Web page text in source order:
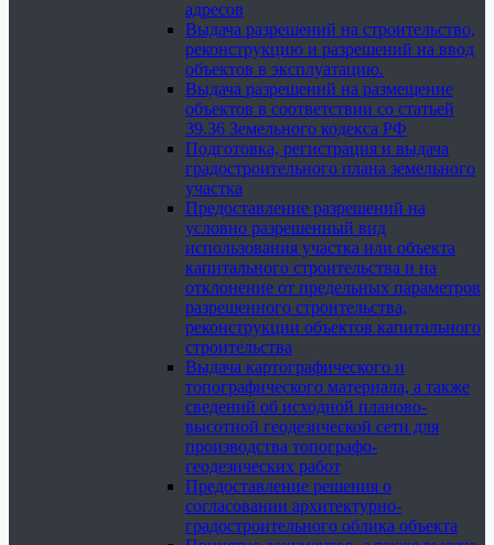
адресов
Выдача разрешений на строительство,
реконструкцию и разрешений на ввод
объектов в эксплуатацию.
Выдача разрешений на размещение
объектов в соответствии со статьей
39.36 Земельного кодекса РФ
Подготовка, регистрация и выдача
градостроительного плана земельного
участка
Предоставление разрешений на
условно разрешенный вид
использования участка или объекта
капитального строительства и на
отклонение от предельных параметров
разрешенного строительства,
реконструкции объектов капитального
строительства
Выдача картографического и
топографического материала, а также
сведений об исходной планово-
высотной геодезической сети для
производства топографо-
геодезических работ
Предоставление решения о
согласовании архитектурно-
градостроительного облика объекта